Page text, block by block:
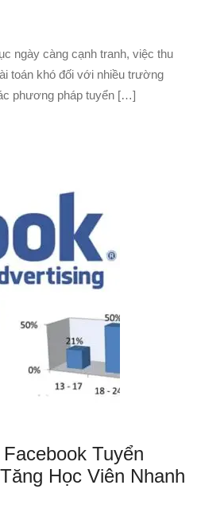
ngày càng cạnh tranh, việc thu
toán khó đối với nhiều trường
phương pháp tuyển […]
Tuyển
Học Viên Nhanh